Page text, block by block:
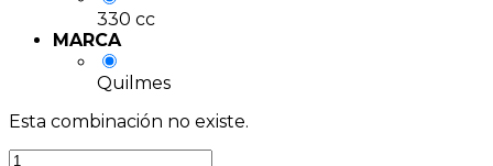
330 cc
MARCA
Quilmes
Esta combinación no existe.